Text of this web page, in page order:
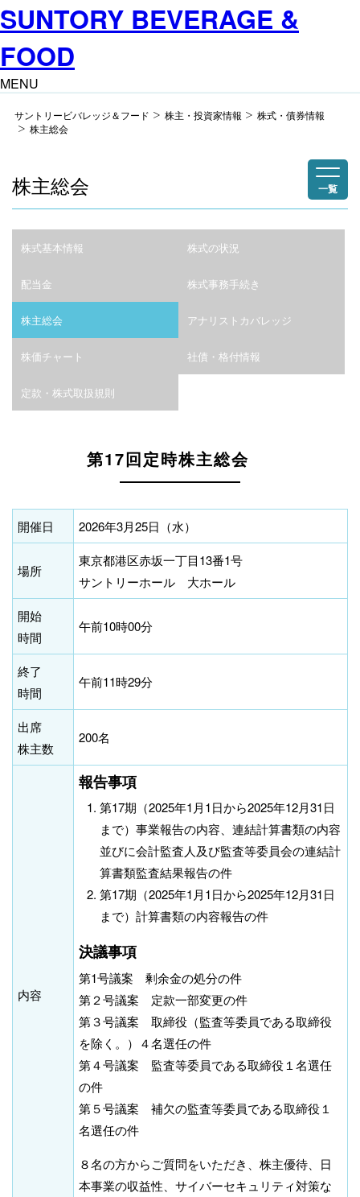
SUNTORY BEVERAGE &
FOOD
MENU
サントリービバレッジ＆フード 株主・投資家情報
株式・債券情報
株主総会
株主総会 一覧
株式基本情報 株式の状況
配当金 株式事務手続き
株主総会 アナリストカバレッジ
株価チャート 社債・格付情報
定款・株式取扱規則
第17回定時株主総会
開催日 2026年3月25日（水）
場所
東京都港区赤坂一丁目13番1号
サントリーホール 大ホール
開始
時間
午前10時00分
終了
時間
午前11時29分
出席
株主数
200名
内容
報告事項
第17期（2025年1月1日から2025年12月31日
まで）事業報告の内容、連結計算書類の内容
並びに会計監査人及び監査等委員会の連結計
算書類監査結果報告の件
第17期（2025年1月1日から2025年12月31日
まで）計算書類の内容報告の件
決議事項
第1号議案 剰余金の処分の件
第２号議案 定款一部変更の件
第３号議案 取締役（監査等委員である取締役
を除く。）４名選任の件
第４号議案 監査等委員である取締役１名選任
の件
第５号議案 補欠の監査等委員である取締役１
名選任の件
８名の方からご質問をいただき、株主優待、日
本事業の収益性、サイバーセキュリティ対策な